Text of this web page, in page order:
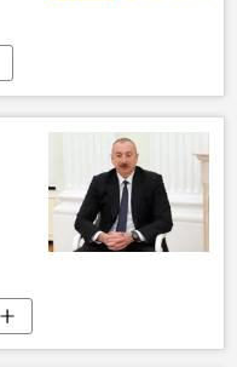
Ադրբեջան